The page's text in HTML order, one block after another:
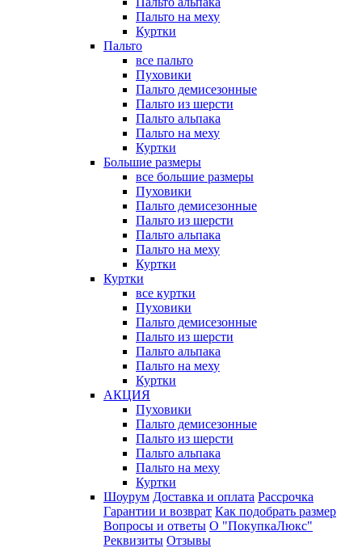
Пальто на меху
Куртки
Пальто
все пальто
Пуховики
Пальто демисезонные
Пальто из шерсти
Пальто альпака
Пальто на меху
Куртки
Большие размеры
все большие размеры
Пуховики
Пальто демисезонные
Пальто из шерсти
Пальто альпака
Пальто на меху
Куртки
Куртки
все куртки
Пуховики
Пальто демисезонные
Пальто из шерсти
Пальто альпака
Пальто на меху
Куртки
АКЦИЯ
Пуховики
Пальто демисезонные
Пальто из шерсти
Пальто альпака
Пальто на меху
Куртки
Шоурум Доставка и оплата Рассрочка
Гарантии и возврат Как подобрать размер
Вопросы и ответы О "ПокупкаЛюкс"
Реквизиты Отзывы